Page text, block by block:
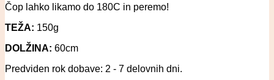
Čop lahko likamo do 180C in peremo!
TEŽA: 150g
DOLŽINA: 60cm
Predviden rok dobave: 2 - 7 delovnih dni.